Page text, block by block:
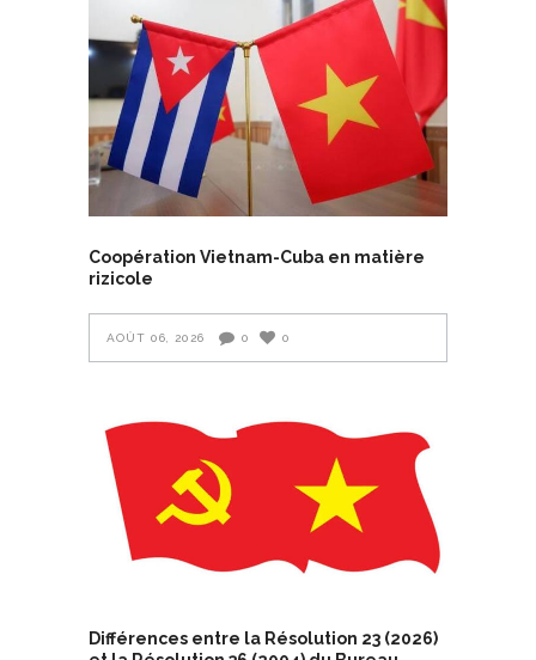
Coopération Vietnam-Cuba en matière
rizicole
AOÛT 06, 2026 0 0
Différences entre la Résolution 23 (2026)